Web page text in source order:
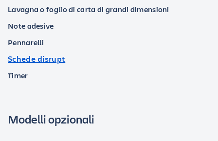
Lavagna o foglio di carta di grandi dimensioni
Note adesive
Pennarelli
Schede disrupt
Timer
Modelli opzionali